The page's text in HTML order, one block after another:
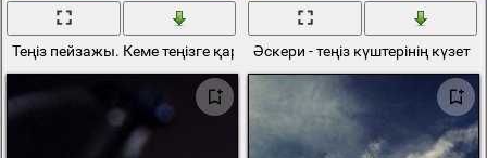
Теңіз пейзажы. Кеме теңізге қарай жылжидыӘскери - теңіз күштерінің күзет